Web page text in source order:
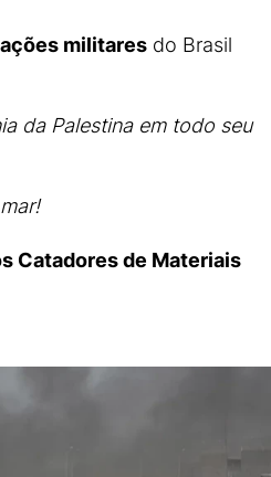
militares do Brasil
da Palestina em todo seu
Catadores de Materiais